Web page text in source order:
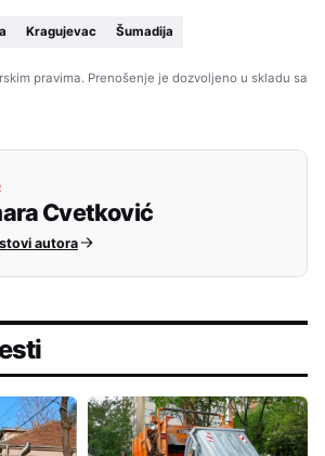
Kragujevac Šumadija
pravima. Prenošenje je dozvoljeno u skladu sa
Cvetković
autora